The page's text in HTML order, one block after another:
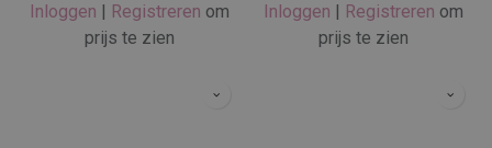
Inloggen | Registreren om
prijs te zien
Inloggen | Registreren om
prijs te zien